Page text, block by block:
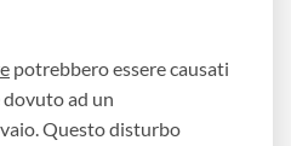
potrebbero essere causati
ad un
Questo disturbo